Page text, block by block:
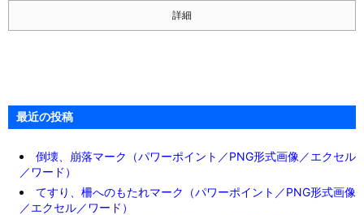
詳細
最近の投稿
倒壊、崩落マーク（パワーポイント／PNG形式画像／エクセル
／ワード）
てすり、柵へのもたれマーク（パワーポイント／PNG形式画像
／エクセル／ワード）